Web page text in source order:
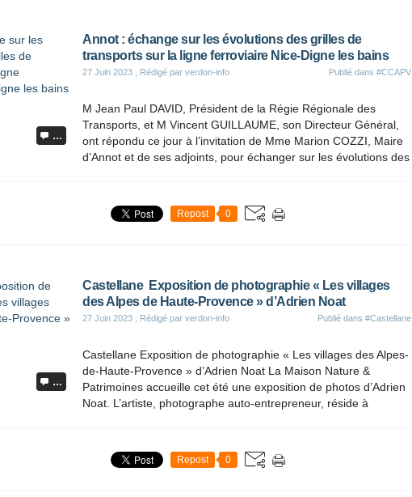
…
Annot : échange sur les évolutions des grilles de
transports sur la ligne ferroviaire Nice-Digne les bains
27 Juin 2023 , Rédigé par verdon-info Publié dans #CCAPV
M Jean Paul DAVID, Président de la Régie Régionale des
Transports, et M Vincent GUILLAUME, son Directeur Général,
ont répondu ce jour à l’invitation de Mme Marion COZZI, Maire
d’Annot et de ses adjoints, pour échanger sur les évolutions des
Repost 0
…
Castellane Exposition de photographie « Les villages
des Alpes de Haute-Provence » d’Adrien Noat
27 Juin 2023 , Rédigé par verdon-info Publié dans #Castellane
Castellane Exposition de photographie « Les villages des Alpes-
de-Haute-Provence » d’Adrien Noat La Maison Nature &
Patrimoines accueille cet été une exposition de photos d’Adrien
Noat. L’artiste, photographe auto-entrepreneur, réside à
Repost 0